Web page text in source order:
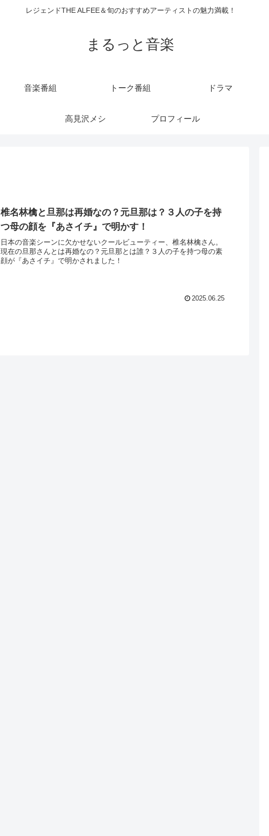
レジェンドTHE ALFEE＆旬のおすすめアーティストの魅力満載！
まるっと音楽
音楽番組 トーク番組 ドラマ
高見沢メシ プロフィール
椎名林檎と旦那は再婚なの？元旦那は？３人の子を持
つ母の顔を『あさイチ』で明かす！
日本の音楽シーンに欠かせないクールビューティー、椎名林檎さん。
現在の旦那さんとは再婚なの？元旦那とは誰？３人の子を持つ母の素
顔が『あさイチ』で明かされました！
2025.06.25